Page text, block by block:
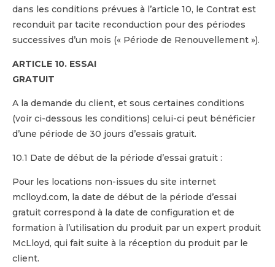
dans les conditions prévues à l’article 10, le Contrat est
reconduit par tacite reconduction pour des périodes
successives d’un mois (« Période de Renouvellement »).
ARTICLE 10. ESSAI
GRATUIT
A la demande du client, et sous certaines conditions
(voir ci-dessous les conditions) celui-ci peut bénéficier
d’une période de 30 jours d’essais gratuit.
10.1 Date de début de la période d’essai gratuit :
Pour les locations non-issues du site internet
mclloyd.com, la date de début de la période d’essai
gratuit correspond à la date de configuration et de
formation à l’utilisation du produit par un expert produit
McLloyd, qui fait suite à la réception du produit par le
client.